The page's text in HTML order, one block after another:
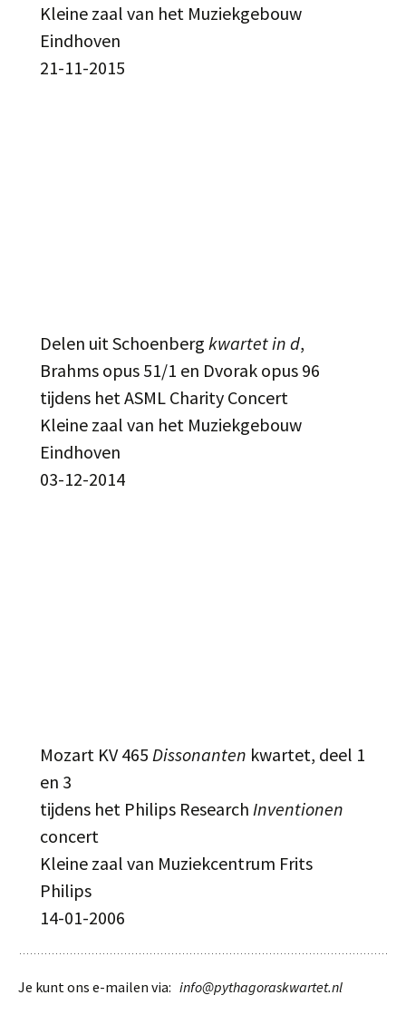
Kleine zaal van het Muziekgebouw
Eindhoven
21-11-2015
Delen uit Schoenberg kwartet in d,
Brahms opus 51/1 en Dvorak opus 96
tijdens het ASML Charity Concert
Kleine zaal van het Muziekgebouw
Eindhoven
03-12-2014
Mozart KV 465 Dissonanten kwartet, deel 1
en 3
tijdens het Philips Research Inventionen
concert
Kleine zaal van Muziekcentrum Frits
Philips
14-01-2006
Je kunt ons e-mailen via: info@pythagoraskwartet.nl